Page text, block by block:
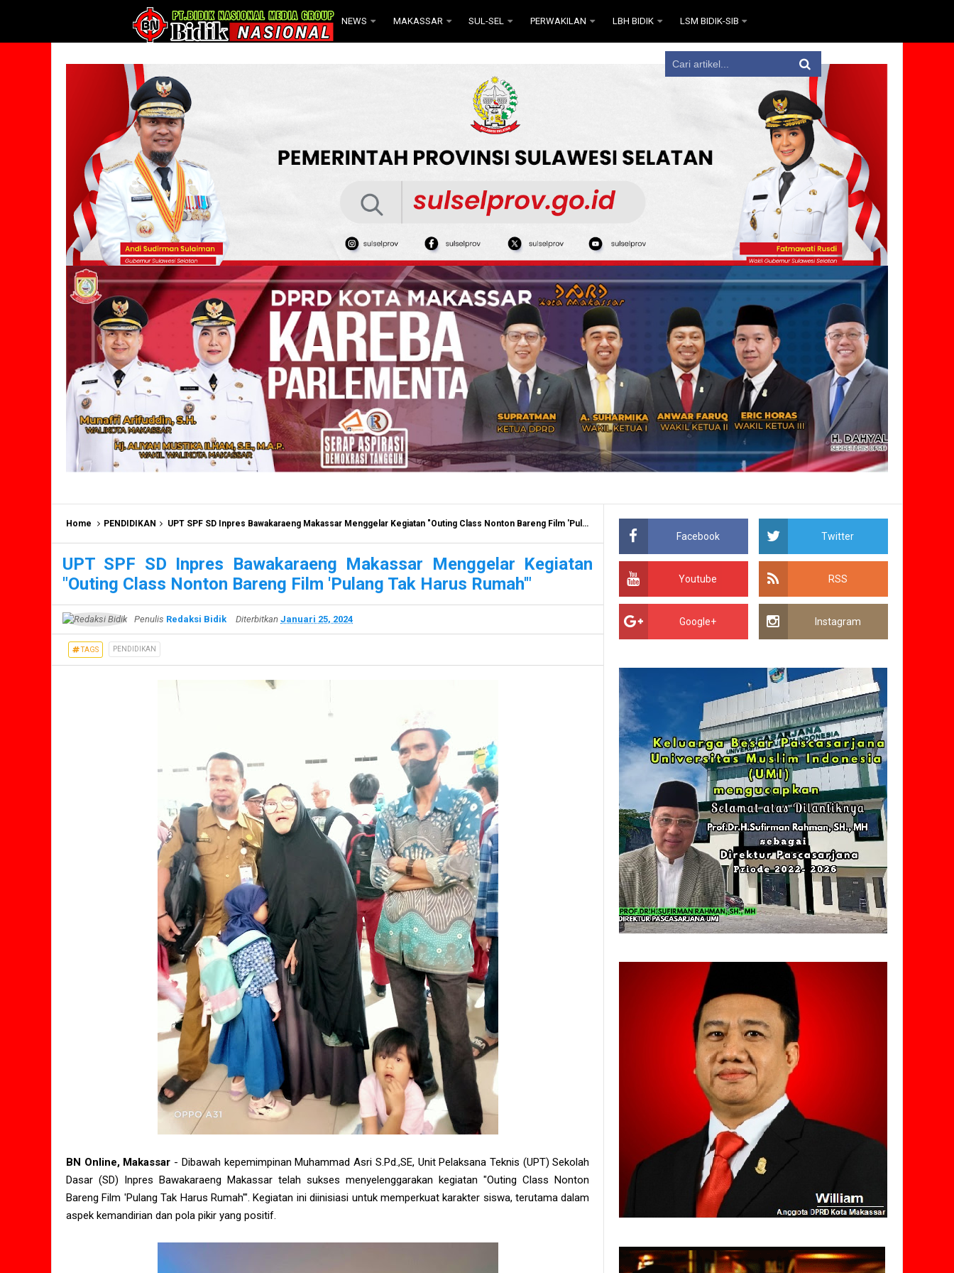
NEWS MAKASSAR SUL-SEL PERWAKILAN LBH BIDIK LSM BIDIK-SIB
Home PENDIDIKAN UPT SPF SD Inpres Bawakaraeng Makassar Menggelar Kegiatan "Outing Class Nonton Bareng Film 'Pulang Tak Harus Rumah'"
UPT SPF SD Inpres Bawakaraeng Makassar Menggelar Kegiatan
"Outing Class Nonton Bareng Film 'Pulang Tak Harus Rumah'"
Penulis Redaksi Bidik Diterbitkan Januari 25, 2024
TAGS PENDIDIKAN
BN Online, Makassar - Dibawah kepemimpinan Muhammad Asri S.Pd.,SE, Unit Pelaksana Teknis (UPT) Sekolah
Dasar (SD) Inpres Bawakaraeng Makassar telah sukses menyelenggarakan kegiatan "Outing Class Nonton
Bareng Film 'Pulang Tak Harus Rumah'". Kegiatan ini diinisiasi untuk memperkuat karakter siswa, terutama dalam
aspek kemandirian dan pola pikir yang positif.
Facebook Twitter
Youtube RSS
Google+ Instagram